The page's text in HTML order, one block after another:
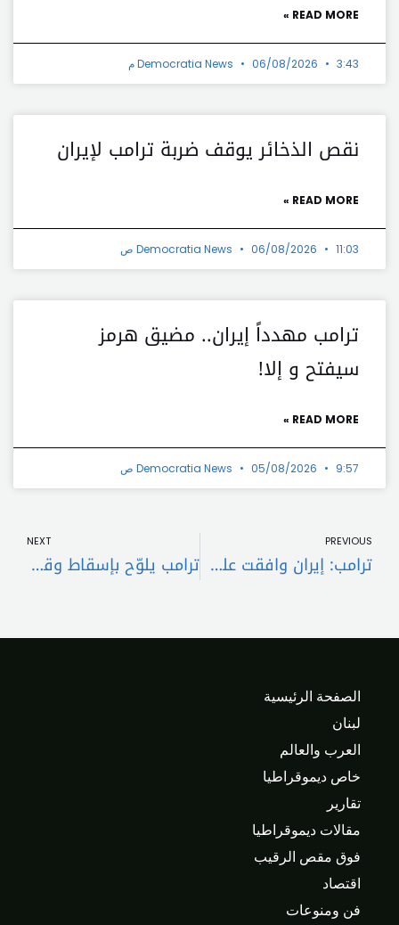
READ MORE »
Democratia News 06/08/2026 3:43 م
نقص الذخائر يوقف ضربة ترامب لإيران
READ MORE »
Democratia News 06/08/2026 11:03 ص
ترامب مهدداً إيران.. مضيق هرمز
سيفتح و إلا!
READ MORE »
Democratia News 05/08/2026 9:57 ص
PREVIOUS
ترامب: إيران وافقت على عدم امتلاك سلاح نووي والمرشد الأعلى يشارك في المفاوضات
NEXT
ترامب يلوّح بإسقاط وقف النار مع إيران: أي استهداف للجنود الأميركيين سيغيّر المعادلة
الصفحة الرئيسية
لبنان
العرب والعالم
خاص ديموقراطيا
تقارير
مقالات ديموقراطيا
فوق مقص الرقيب
اقتصاد
فن ومنوعات